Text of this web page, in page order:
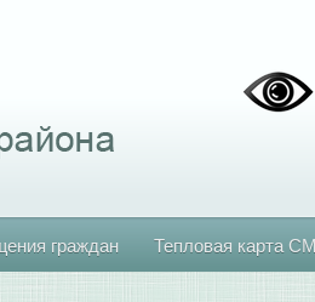
граждан Тепловая карта